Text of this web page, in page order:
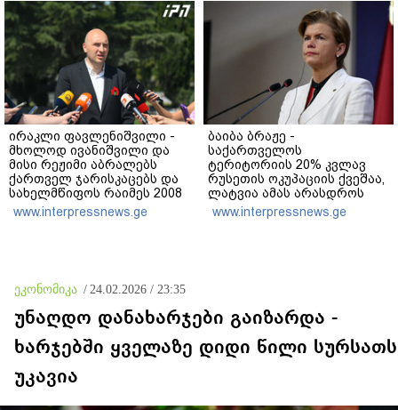
ირაკლი ფავლენიშვილი -
მხოლოდ ივანიშვილი და
მისი რეჟიმი აბრალებს
ქართველ ჯარისკაცებს და
სახელმწიფოს რაიმეს 2008
წლის აგვისტოს ომში -
არანაირი დანაშაული არ
www.interpressnews.ge
ბაიბა ბრაჟე -
საქართველოს
ტერიტორიის 20% კვლავ
რუსეთის ოკუპაციის ქვეშაა,
ლატვია ამას არასდროს
აღიარებს და ურყევად
უჭერს მხარს საქართველოს
www.interpressnews.ge
ეკონომიკა / 24.02.2026 / 23:35
უნაღდო დანახარჯები გაიზარდა -
ხარჯებში ყველაზე დიდი წილი სურსათს
უკავია